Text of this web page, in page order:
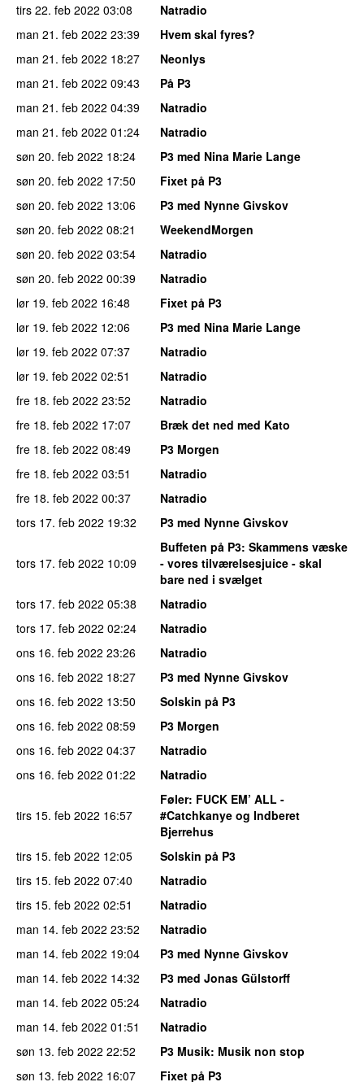
tirs 22. feb 2022 03:08
Natradio
man 21. feb 2022 23:39
Hvem skal fyres?
man 21. feb 2022 18:27
Neonlys
man 21. feb 2022 09:43
På P3
man 21. feb 2022 04:39
Natradio
man 21. feb 2022 01:24
Natradio
søn 20. feb 2022 18:24
P3 med Nina Marie Lange
søn 20. feb 2022 17:50
Fixet på P3
søn 20. feb 2022 13:06
P3 med Nynne Givskov
søn 20. feb 2022 08:21
WeekendMorgen
søn 20. feb 2022 03:54
Natradio
søn 20. feb 2022 00:39
Natradio
lør 19. feb 2022 16:48
Fixet på P3
lør 19. feb 2022 12:06
P3 med Nina Marie Lange
lør 19. feb 2022 07:37
Natradio
lør 19. feb 2022 02:51
Natradio
fre 18. feb 2022 23:52
Natradio
fre 18. feb 2022 17:07
Bræk det ned med Kato
fre 18. feb 2022 08:49
P3 Morgen
fre 18. feb 2022 03:51
Natradio
fre 18. feb 2022 00:37
Natradio
tors 17. feb 2022 19:32 P3 med Nynne Givskov
tors 17. feb 2022 10:09
Buffeten på P3: Skammens væske
- vores tilværelsesjuice - skal
bare ned i svælget
tors 17. feb 2022 05:38
Natradio
tors 17. feb 2022 02:24
Natradio
ons 16. feb 2022 23:26
Natradio
ons 16. feb 2022 18:27
P3 med Nynne Givskov
ons 16. feb 2022 13:50
Solskin på P3
ons 16. feb 2022 08:59
P3 Morgen
ons 16. feb 2022 04:37
Natradio
ons 16. feb 2022 01:22 Natradio
tirs 15. feb 2022 16:57
Føler: FUCK EM’ ALL -
#Catchkanye og Indberet
Bjerrehus
tirs 15. feb 2022 12:05
Solskin på P3
tirs 15. feb 2022 07:40
Natradio
tirs 15. feb 2022 02:51
Natradio
man 14. feb 2022 23:52
Natradio
man 14. feb 2022 19:04
P3 med Nynne Givskov
man 14. feb 2022 14:32
P3 med Jonas Gülstorff
man 14. feb 2022 05:24
Natradio
man 14. feb 2022 01:51
Natradio
søn 13. feb 2022 22:52 P3 Musik: Musik non stop
søn 13. feb 2022 16:07 Fixet på P3